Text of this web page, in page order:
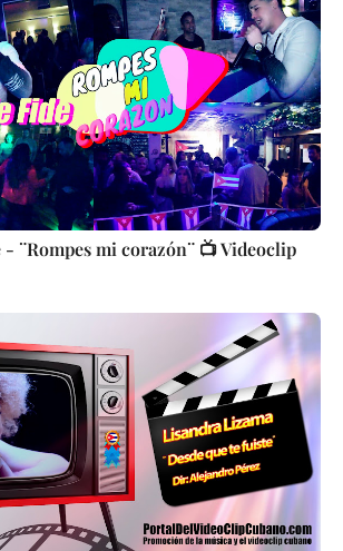
- ¨Rompes mi corazón¨ 📺 Videoclip